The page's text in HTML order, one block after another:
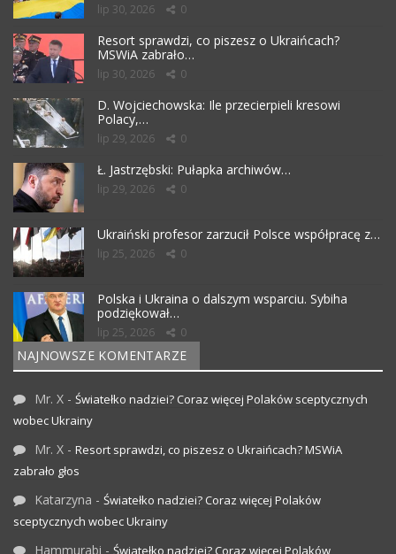
lip 30, 2026 0
Resort sprawdzi, co piszesz o Ukraińcach?
MSWiA zabrało…
lip 30, 2026 0
D. Wojciechowska: Ile przecierpieli kresowi
Polacy,…
lip 29, 2026 0
Ł. Jastrzębski: Pułapka archiwów…
lip 29, 2026 0
Ukraiński profesor zarzucił Polsce współpracę z…
lip 25, 2026 0
Polska i Ukraina o dalszym wsparciu. Sybiha
podziękował…
lip 25, 2026 0
NAJNOWSZE KOMENTARZE
Mr. X - Światełko nadziei? Coraz więcej Polaków sceptycznych
wobec Ukrainy
Mr. X - Resort sprawdzi, co piszesz o Ukraińcach? MSWiA
zabrało głos
Katarzyna - Światełko nadziei? Coraz więcej Polaków
sceptycznych wobec Ukrainy
Hammurabi - Światełko nadziei? Coraz więcej Polaków